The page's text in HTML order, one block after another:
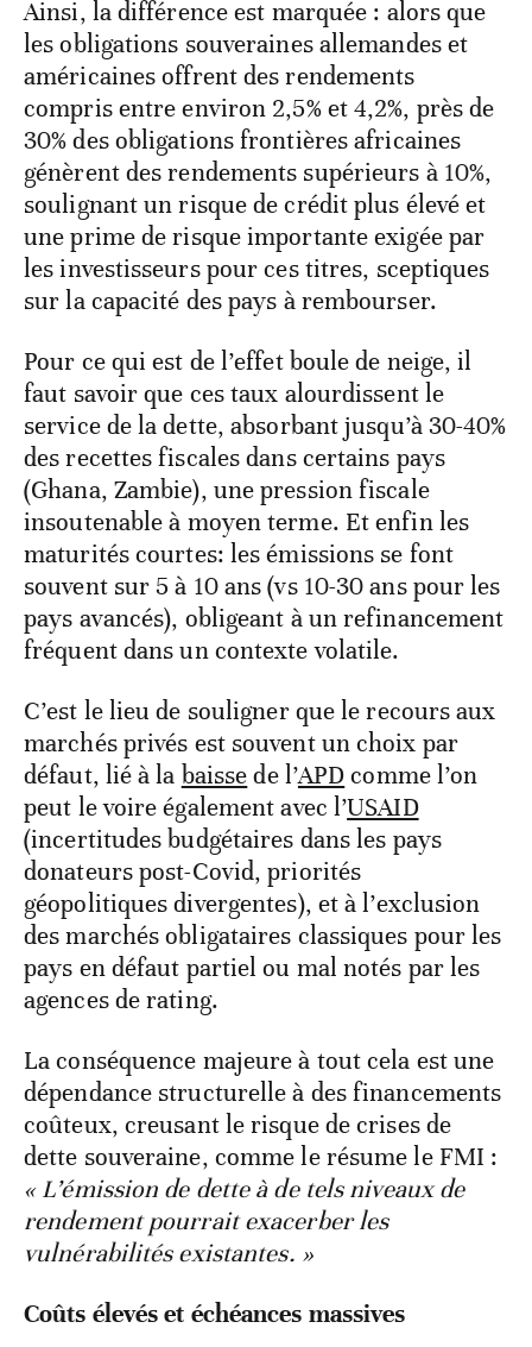
Ainsi, la différence est marquée : alors que
les obligations souveraines allemandes et
américaines offrent des rendements
compris entre environ 2,5% et 4,2%, près de
30% des obligations frontières africaines
génèrent des rendements supérieurs à 10%,
soulignant un risque de crédit plus élevé et
une prime de risque importante exigée par
les investisseurs pour ces titres, sceptiques
sur la capacité des pays à rembourser.
Pour ce qui est de l’effet boule de neige, il
faut savoir que ces taux alourdissent le
service de la dette, absorbant jusqu’à 30-40%
des recettes fiscales dans certains pays
(Ghana, Zambie), une pression fiscale
insoutenable à moyen terme. Et enfin les
maturités courtes: les émissions se font
souvent sur 5 à 10 ans (vs 10-30 ans pour les
pays avancés), obligeant à un refinancement
fréquent dans un contexte volatile.
C’est le lieu de souligner que le recours aux
marchés privés est souvent un choix par
défaut, lié à la baissede l’APDcomme l’on
peut le voire également avec l’USAID
(incertitudes budgétaires dans les pays
donateurs post-Covid, priorités
géopolitiques divergentes), et à l’exclusion
des marchés obligataires classiques pour les
pays en défaut partiel ou mal notés par les
agences de rating.
La conséquence majeure à tout cela est une
dépendance structurelle à des financements
coûteux, creusant le risque de crises de
dette souveraine, comme le résume le FMI :
« L’émission de dette à de tels niveaux de
rendement pourrait exacerber les
vulnérabilités existantes. »
Coûts élevés et échéances massives